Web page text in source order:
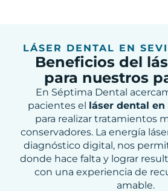
LÁSER DENTAL EN
Beneficios del
para nuestros
En Séptima Dental
pacientes el láser dental en
para realizar tratamientos
conservadores. La energía
diagnóstico digital, nos
donde hace falta y lograr
con una experiencia de
amable.